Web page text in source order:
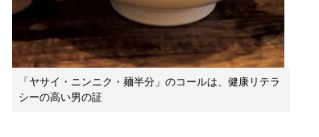
「ヤサイ・ニンニク・麺半分」のコールは、健康リテラ
シーの高い男の証